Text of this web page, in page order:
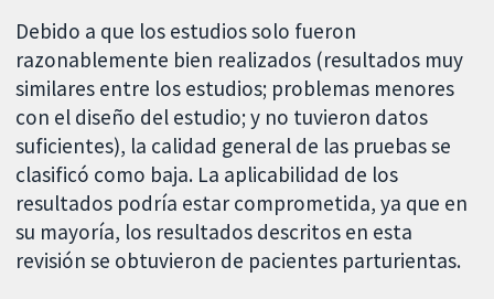
Debido a que los estudios solo fueron
razonablemente bien realizados (resultados muy
similares entre los estudios; problemas menores
con el diseño del estudio; y no tuvieron datos
suficientes), la calidad general de las pruebas se
clasificó como baja. La aplicabilidad de los
resultados podría estar comprometida, ya que en
su mayoría, los resultados descritos en esta
revisión se obtuvieron de pacientes parturientas.